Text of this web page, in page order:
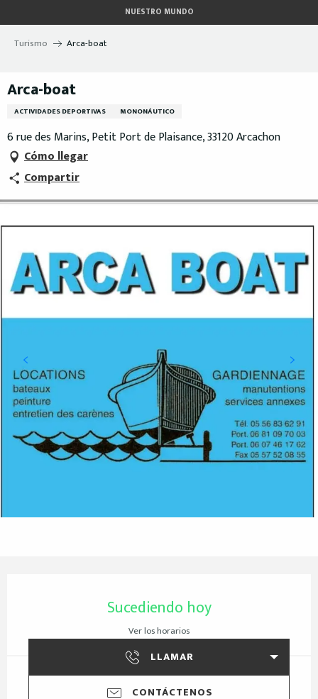
au
contenu
NUESTRO MUNDO
Turismo Arca-boat
Arca-boat
ACTIVIDADES DEPORTIVAS MONONÁUTICO
6 rue des Marins, Petit Port de Plaisance, 33120 Arcachon
Cómo llegar
Compartir
Sucediendo hoy
Ver los horarios
LLAMAR
CONTÁCTENOS